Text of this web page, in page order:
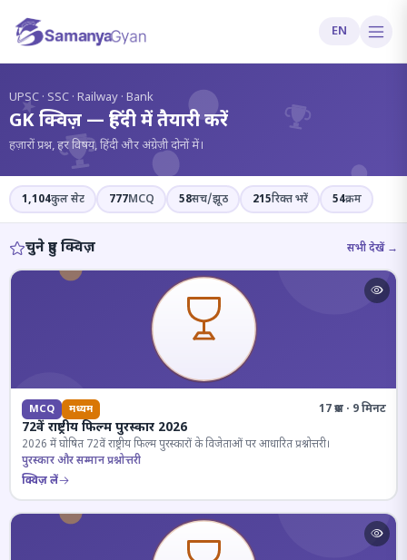
EN
?
UPSC · SSC · Railway · Bank
GK क्विज़ — हिंदी में तैयारी करें
हज़ारों प्रश्न, हर विषय, हिंदी और अंग्रेज़ी दोनों में।
1,104कुल सेट 777MCQ 58सच/झूठ 215रिक्त भरें 54क्रम
चुने हुए क्विज़ सभी देखें →
MCQ मध्यम 17 प्रश्न · 9 मिनट
72वें राष्ट्रीय फिल्म पुरस्कार 2026
2026 में घोषित 72वें राष्ट्रीय फिल्म पुरस्कारों के विजेताओं पर आधारित प्रश्नोत्तरी।
पुरस्कार और सम्मान प्रश्नोत्तरी
क्विज़ लें